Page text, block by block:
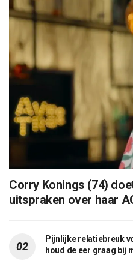
Corry Konings (74)
uitspraken over haar
Pijnlijke relatiebreuk
houd de eer graag bij